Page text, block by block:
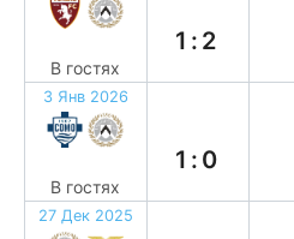
В гостях
1:2
3 Янв 2026
В гостях
1:0
27 Дек 2025